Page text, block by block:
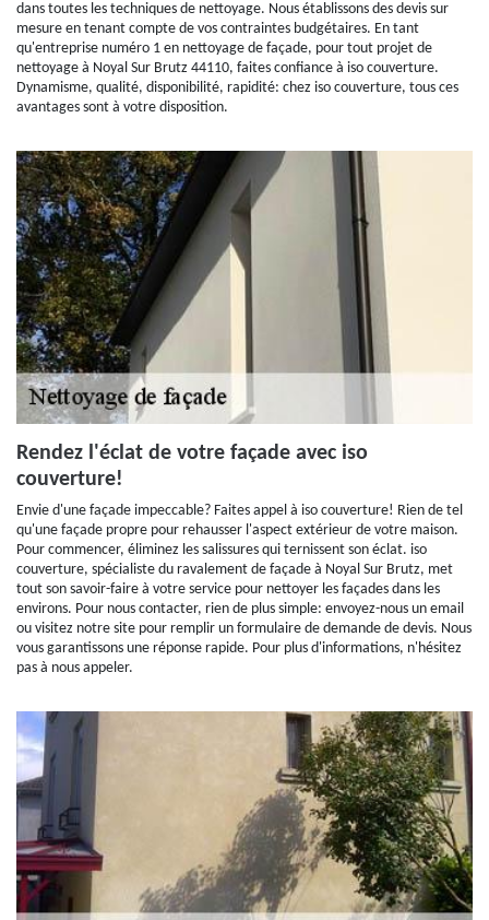
dans toutes les techniques de nettoyage. Nous établissons des devis sur
mesure en tenant compte de vos contraintes budgétaires. En tant
qu'entreprise numéro 1 en nettoyage de façade, pour tout projet de
nettoyage à Noyal Sur Brutz 44110, faites confiance à iso couverture.
Dynamisme, qualité, disponibilité, rapidité: chez iso couverture, tous ces
avantages sont à votre disposition.
Rendez l'éclat de votre façade avec iso
couverture!
Envie d'une façade impeccable? Faites appel à iso couverture! Rien de tel
qu'une façade propre pour rehausser l'aspect extérieur de votre maison.
Pour commencer, éliminez les salissures qui ternissent son éclat. iso
couverture, spécialiste du ravalement de façade à Noyal Sur Brutz, met
tout son savoir-faire à votre service pour nettoyer les façades dans les
environs. Pour nous contacter, rien de plus simple: envoyez-nous un email
ou visitez notre site pour remplir un formulaire de demande de devis. Nous
vous garantissons une réponse rapide. Pour plus d'informations, n'hésitez
pas à nous appeler.